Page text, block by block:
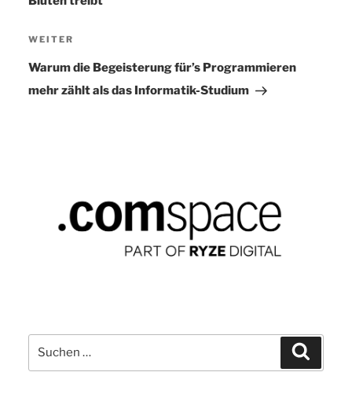
Nächster
Beitrag
WEITER
Warum die Begeisterung für’s Programmieren
mehr zählt als das Informatik-Studium
Suchen
nach: